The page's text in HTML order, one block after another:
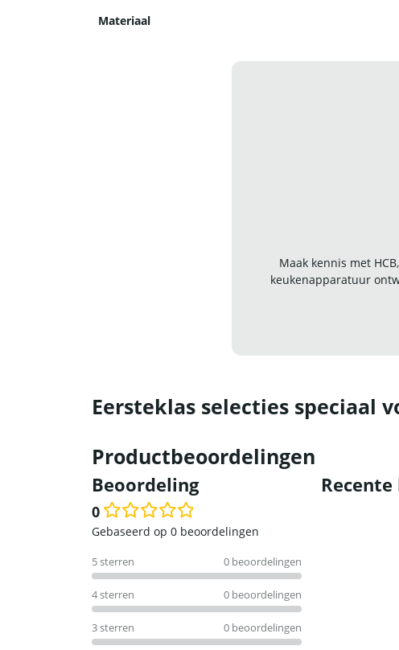
Materiaal
Maak kennis met
keukenapparatuur
Eersteklas selecties speciaal
Productbeoordelingen
Beoordeling
0
Waardering
uit
5
Gebaseerd op 0 beoordelingen
5 sterren 0 beoordelingen
4 sterren 0 beoordelingen
3 sterren 0 beoordelingen